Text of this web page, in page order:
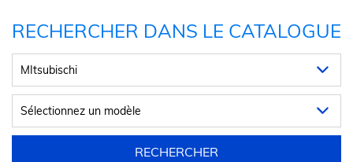
RECHERCHER DANS LE CATALOGUE